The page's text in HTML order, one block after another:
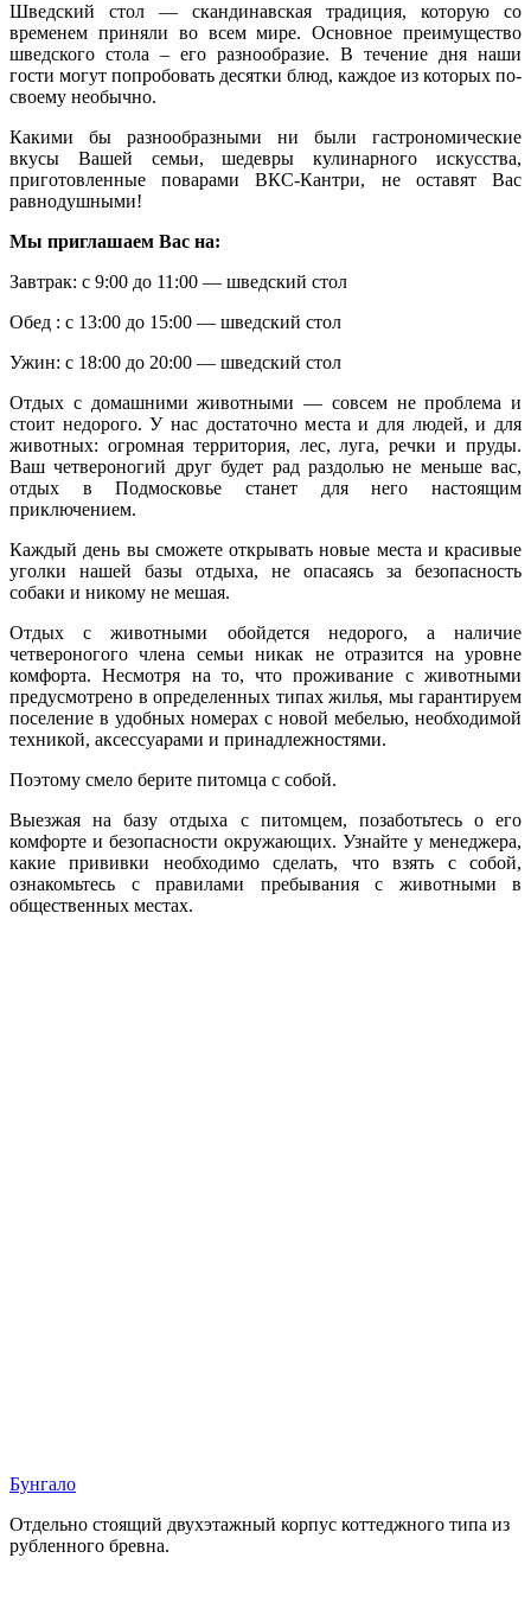
Шведский стол — скандинавская традиция, которую со
временем приняли во всем мире. Основное преимущество
шведского стола – его разнообразие. В течение дня наши
гости могут попробовать десятки блюд, каждое из которых по-
своему необычно.
Какими бы разнообразными ни были гастрономические
вкусы Вашей семьи, шедевры кулинарного искусства,
приготовленные поварами ВКС-Кантри, не оставят Вас
равнодушными!
Мы приглашаем Вас на:
Завтрак: с 9:00 до 11:00 — шведский стол
Обед : с 13:00 до 15:00 — шведский стол
Ужин: с 18:00 до 20:00 — шведский стол
Отдых с домашними животными — совсем не проблема и
стоит недорого. У нас достаточно места и для людей, и для
животных: огромная территория, лес, луга, речки и пруды.
Ваш четвероногий друг будет рад раздолью не меньше вас,
отдых в Подмосковье станет для него настоящим
приключением.
Каждый день вы сможете открывать новые места и красивые
уголки нашей базы отдыха, не опасаясь за безопасность
собаки и никому не мешая.
Отдых с животными обойдется недорого, а наличие
четвероногого члена семьи никак не отразится на уровне
комфорта. Несмотря на то, что проживание с животными
предусмотрено в определенных типах жилья, мы гарантируем
поселение в удобных номерах с новой мебелью, необходимой
техникой, аксессуарами и принадлежностями.
Поэтому смело берите питомца с собой.
Выезжая на базу отдыха с питомцем, позаботьтесь о его
комфорте и безопасности окружающих. Узнайте у менеджера,
какие прививки необходимо сделать, что взять с собой,
ознакомьтесь с правилами пребывания с животными в
общественных местах.
Бунгало
Отдельно стоящий двухэтажный корпус коттеджного типа из
рубленного бревна.